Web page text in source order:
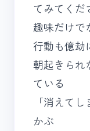
てみてくだ
趣味だけで
行動も億劫
朝起きられ
ている
「消えて
かぶ